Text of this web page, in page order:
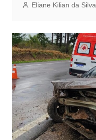
Eliane Kilian da Silva